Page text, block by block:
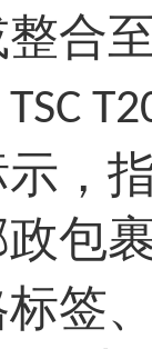
合
TSC
，
包
签